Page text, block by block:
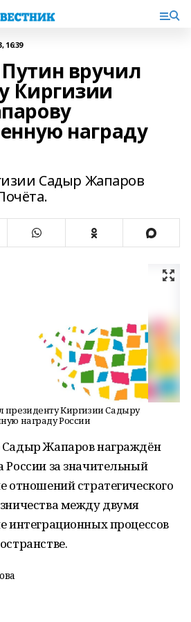
16:39
вручил
Киргизии
награду
Садыр Жапаров
Киргизии Садыру
награду России
Жапаров награждён
России за значительный
отношений стратегического
между двумя
интеграционных процессов